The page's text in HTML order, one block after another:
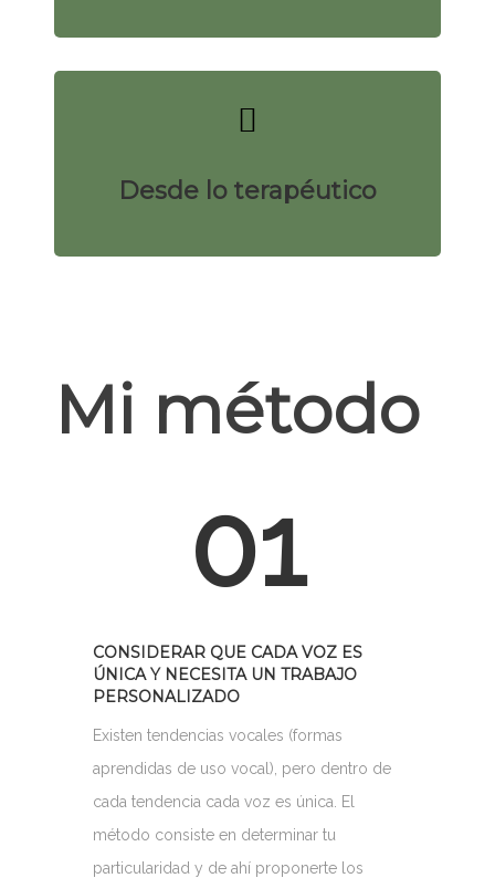
Desde lo terapéutico
Mi método
01
CONSIDERAR QUE CADA VOZ ES
ÚNICA Y NECESITA UN TRABAJO
PERSONALIZADO
Existen tendencias vocales (formas
aprendidas de uso vocal), pero dentro de
cada tendencia cada voz es única. El
método consiste en determinar tu
particularidad y de ahí proponerte los